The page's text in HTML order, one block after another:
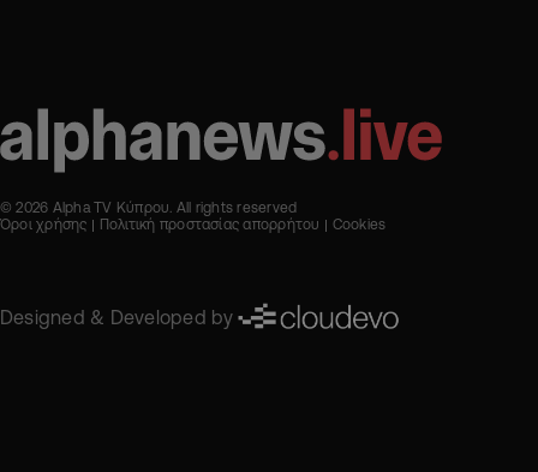
© 2026 Alpha TV Κύπρου. All rights reserved
Όροι χρήσης
Πολιτική προστασίας απορρήτου Cookies
Designed & Developed by